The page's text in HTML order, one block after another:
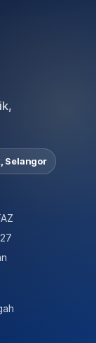
Selangor